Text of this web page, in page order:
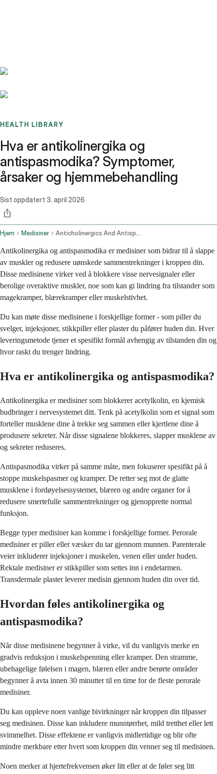
HEALTH LIBRARY
Hva er antikolinergika og
antispasmodika? Symptomer,
årsaker og hjemmebehandling
Sist oppdatert 3. april 2026
Hjem Medisiner Anticholinergics And Antispasmodics Oral Route Parenteral Route Rectal Route Transdermal Route
Antikolinergika og antispasmodika er medisiner som bidrar til å slappe
av muskler og redusere uønskede sammentrekninger i kroppen din.
Disse medisinene virker ved å blokkere visse nervesignaler eller
berolige overaktive muskler, noe som kan gi lindring fra tilstander som
magekramper, blærekramper eller muskelstivhet.
Du kan møte disse medisinene i forskjellige former - som piller du
svelger, injeksjoner, stikkpiller eller plaster du påfører huden din. Hver
leveringsmetode tjener et spesifikt formål avhengig av tilstanden din og
hvor raskt du trenger lindring.
Hva er antikolinergika og antispasmodika?
Antikolinergika er medisiner som blokkerer acetylkolin, en kjemisk
budbringer i nervesystemet ditt. Tenk på acetylkolin som et signal som
forteller musklene dine å trekke seg sammen eller kjertlene dine å
produsere sekreter. Når disse signalene blokkeres, slapper musklene av
og sekreter reduseres.
Antispasmodika virker på samme måte, men fokuserer spesifikt på å
stoppe muskelspasmer og kramper. De retter seg mot de glatte
musklene i fordøyelsessystemet, blæren og andre organer for å
redusere smertefulle sammentrekninger og gjenopprette normal
funksjon.
Begge typer medisiner kan komme i forskjellige former. Perorale
medisiner er piller eller væsker du tar gjennom munnen. Parenterale
veier inkluderer injeksjoner i muskelen, venen eller under huden.
Rektale medisiner er stikkpiller som settes inn i endetarmen.
Transdermale plaster leverer medisin gjennom huden din over tid.
Hvordan føles antikolinergika og
antispasmodika?
Når disse medisinene begynner å virke, vil du vanligvis merke en
gradvis reduksjon i muskelspenning eller kramper. Den stramme,
ubehagelige følelsen i magen, blæren eller andre berørte områder
begynner å avta innen 30 minutter til en time for de fleste perorale
medisiner.
Du kan oppleve noen vanlige bivirkninger når kroppen din tilpasser
seg medisinen. Disse kan inkludere munntørrhet, mild tretthet eller lett
svimmelhet. Disse effektene er vanligvis midlertidige og blir ofte
mindre merkbare etter hvert som kroppen din venner seg til medisinen.
Noen merker at hjertefrekvensen øker litt eller at de føler seg litt